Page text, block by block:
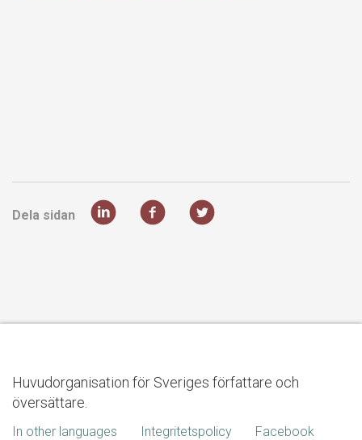
Dela sidan
Huvudorganisation för Sveriges författare och
översättare.
In other languages Integritetspolicy
Facebook